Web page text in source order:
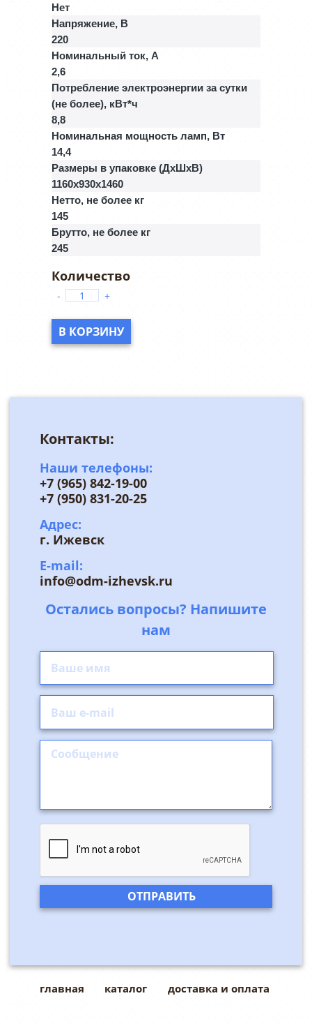
Нет
Напряжение, В
220
Номинальный ток, A
2,6
Потребление электроэнергии за сутки
(не более), кВт*ч
8,8
Номинальная мощность ламп, Вт
14,4
Размеры в упаковке (ДхШхВ)
1160x930x1460
Нетто, не более кг
145
Брутто, не более кг
245
- +
В КОРЗИНУ
Контакты:
Наши телефоны:
+7 (965) 842-19-00
+7 (950) 831-20-25
Адрес:
г. Ижевск
E-mail:
info@odm-izhevsk.ru
Остались вопросы? Напишите
нам
главная каталог доставка и оплата